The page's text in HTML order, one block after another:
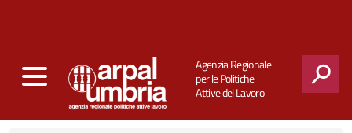
Agenzia Regionale
per le Politiche
Attive del Lavoro